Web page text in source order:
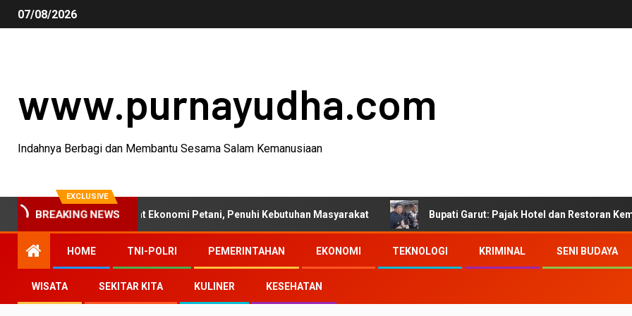
07/08/2026
www.purnayudha.com
Indahnya Berbagi dan Membantu Sesama Salam Kemanusiaan
EXCLUSIVE
BREAKING NEWS
2026 Perkuat Ekonomi Petani, Penuhi Kebutuhan Masyarakat Bupati Garut: Pajak Hotel dan Restoran Kembali ke
HOME TNI-POLRI PEMERINTAHAN EKONOMI TEKNOLOGI KRIMINAL SENI BUDAYA
WISATA SEKITAR KITA KULINER KESEHATAN